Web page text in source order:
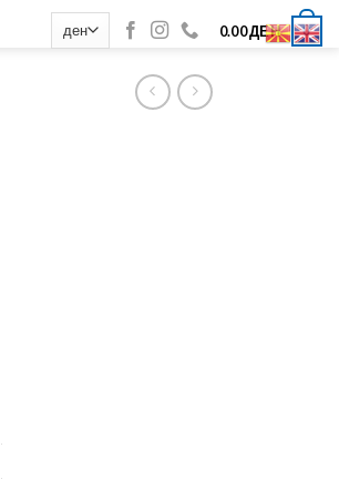
0.00ДЕН 0